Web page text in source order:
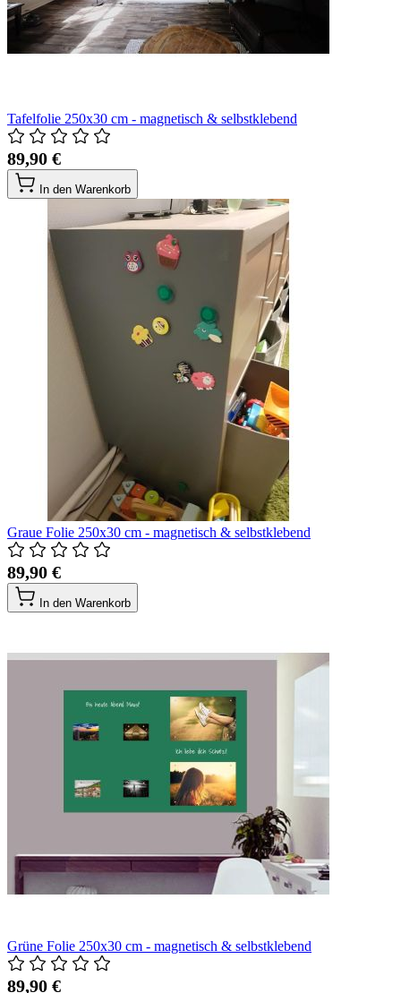
Tafelfolie 250x30 cm - magnetisch & selbstklebend
89,90 €
In den Warenkorb
Graue Folie 250x30 cm - magnetisch & selbstklebend
89,90 €
In den Warenkorb
Grüne Folie 250x30 cm - magnetisch & selbstklebend
89,90 €